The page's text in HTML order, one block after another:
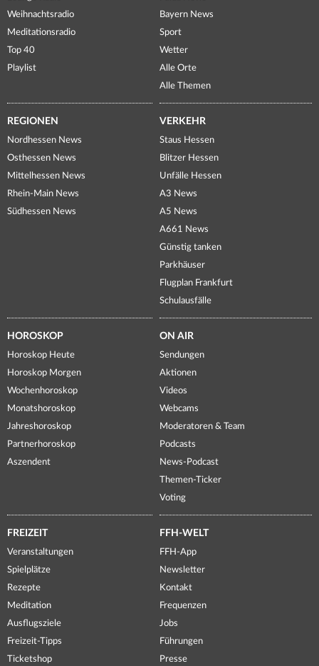
Weihnachtsradio
Meditationsradio
Top 40
Playlist
Bayern News
Sport
Wetter
Alle Orte
Alle Themen
REGIONEN
Nordhessen News
Osthessen News
Mittelhessen News
Rhein-Main News
Südhessen News
VERKEHR
Staus Hessen
Blitzer Hessen
Unfälle Hessen
A3 News
A5 News
A661 News
Günstig tanken
Parkhäuser
Flugplan Frankfurt
Schulausfälle
HOROSKOP
Horoskop Heute
Horoskop Morgen
Wochenhoroskop
Monatshoroskop
Jahreshoroskop
Partnerhoroskop
Aszendent
ON AIR
Sendungen
Aktionen
Videos
Webcams
Moderatoren & Team
Podcasts
News-Podcast
Themen-Ticker
Voting
FREIZEIT
Veranstaltungen
Spielplätze
Rezepte
Meditation
Ausflugsziele
Freizeit-Tipps
Ticketshop
FFH-WELT
FFH-App
Newsletter
Kontakt
Frequenzen
Jobs
Führungen
Presse